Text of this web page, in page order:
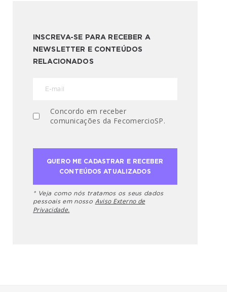
INSCREVA-SE PARA RECEBER A
NEWSLETTER E CONTEÚDOS
RELACIONADOS
Concordo em receber
comunicações da FecomercioSP.
* Veja como nós tratamos os seus dados
pessoais em nosso Aviso Externo de
Privacidade.